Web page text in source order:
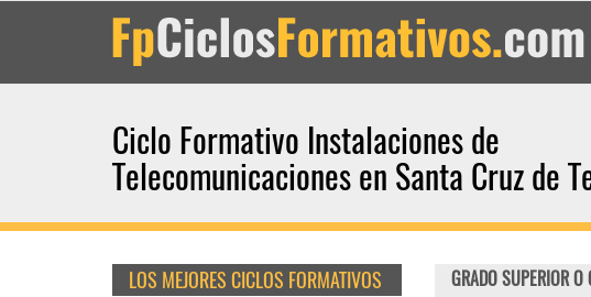
Ciclo Formativo Instalaciones de
Telecomunicaciones en Santa Cruz de
GRADO SUPERIOR O
LOS MEJORES CICLOS FORMATIVOS